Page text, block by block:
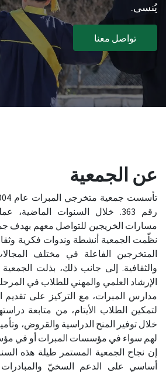
يُنسى.
تواصل معنا
عن الجمعية
رقم 363. خلال السنوات
مسارات الخريجين للتواصل معهم بهدف
نظّمت الجمعية أنشطة وندوات فكرية
المتخرجين الفاعلة في مختلف
والثقافية. إلى جانب ذلك، بذلت
الإرشاد العلمي والمهني للطلاب في
مدارس المبرات، مع التركيز على تقديم
لتمكين الطلاب الأيتام، من متابعة
خلال توفير المنح الدراسية والقروض،
لهم سواء في مؤسسات المبرات أو في
إن نجاح الجمعية المستمر طيلة هذه
أساسي على الدعم السخيّ